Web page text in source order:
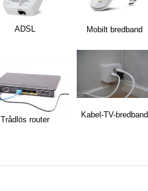
ADSL Mobilt bredband
Trådlös router
Kabel-TV-bredband